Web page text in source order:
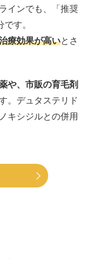
インでも、「推奨
す。
療効果が高いとさ
や、市販の育毛剤
。デュタステリド
キシジルとの併用